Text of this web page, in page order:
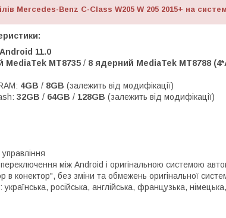
Mercedes-Benz C-Class W205 W 205 2015+ на
Android 11.0
MediaTek MT8735 / 8 ядерний MediaTek MT8788
4GB / 8GB (залежить від модифікації)
32GB / 64GB / 128GB (залежить від модифікації)
між Android і оригінальною системою
в конектор", без зміни та обмежень оригінальної
російська, англійська, французька, німецька,